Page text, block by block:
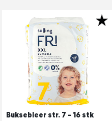
Buksebleer str. 7 - 16 stk